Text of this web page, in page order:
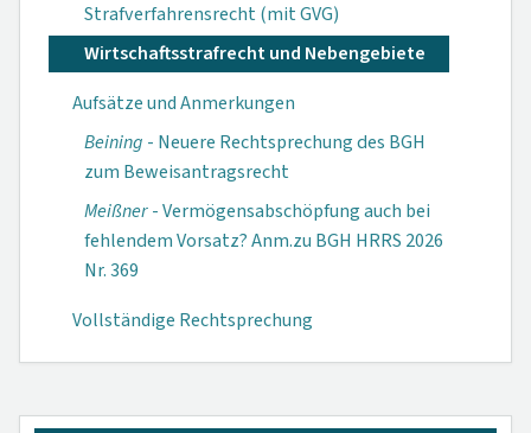
Strafverfahrensrecht (mit GVG)
Wirtschaftsstrafrecht und Nebengebiete
Aufsätze und Anmerkungen
Beining - Neuere Rechtsprechung des BGH
zum Beweisantragsrecht
Meißner- Vermögensabschöpfung auch bei
fehlendem Vorsatz? Anm.zu BGH HRRS 2026
Nr. 369
Vollständige Rechtsprechung